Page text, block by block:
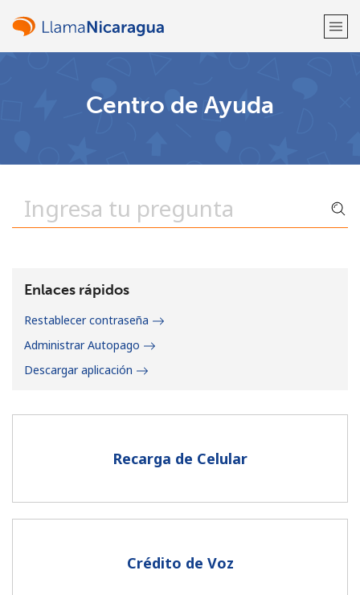
Un caracter especial
Centro de Ayuda
Recarga de Celular
Crédito de Voz
Enlaces rápidos
Restablecer contraseña
Administrar Autopago
Descargar aplicación